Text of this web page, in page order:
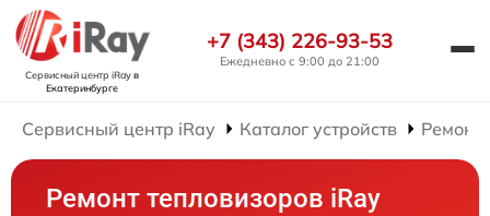
Сервисный центр iRayв
Екатеринбурге
+7 (343) 226-93-53
Ежедневно с 9:00 до 21:00
Сервисный центр iRay Каталог устройств Ремонт
Ремонт тепловизоров iRay